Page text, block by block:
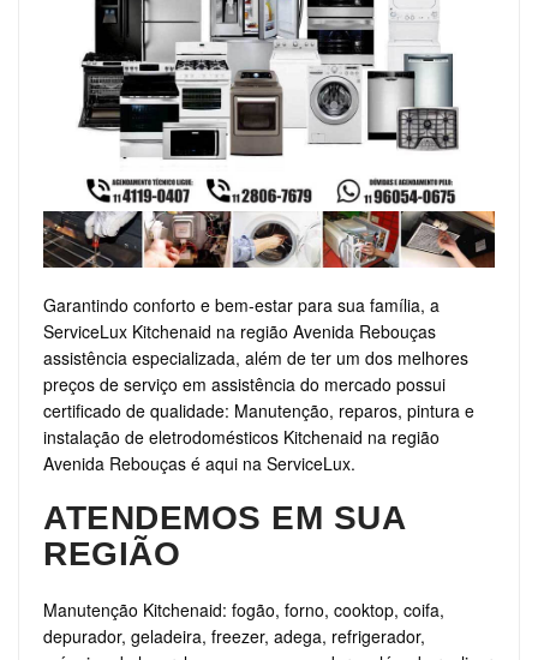
Garantindo conforto e bem-estar para sua família, a
ServiceLux Kitchenaid na região Avenida Rebouças
assistência especializada, além de ter um dos melhores
preços de serviço em assistência do mercado possui
certificado de qualidade: Manutenção, reparos, pintura e
instalação de eletrodomésticos Kitchenaid na região
Avenida Rebouças é aqui na ServiceLux.
ATENDEMOS EM SUA
REGIÃO
Manutenção Kitchenaid: fogão, forno, cooktop, coifa,
depurador, geladeira, freezer, adega, refrigerador,